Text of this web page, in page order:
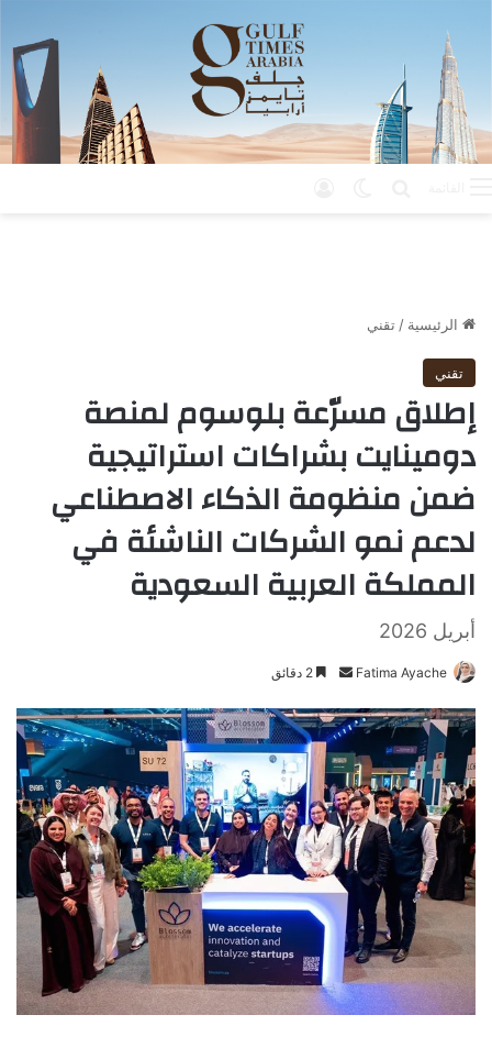
الرئيسية /تقني
تقني
إطلاق مسرّعة بلوسوم لمنصة
دومينايت بشراكات استراتيجية
ضمن منظومة الذكاء الاصطناعي
لدعم نمو الشركات الناشئة في
المملكة العربية السعودية
أبريل 2026
Fatima Ayache
س
ل
ب
ر
ي
د
ا
ت
ر